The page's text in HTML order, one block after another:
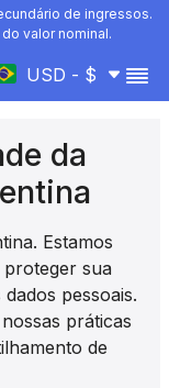
de ingressos.
valor nominal.
USD - $
da
Estamos
sua
pessoais.
práticas
de